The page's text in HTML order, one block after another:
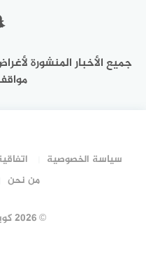
جميع الأخبار المنشورة
سياسة الخصوصية
من نحن
©2026 كويتيون في أمريكا